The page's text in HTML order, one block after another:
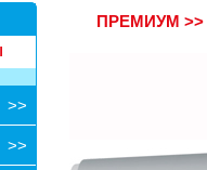
>>
>>
ПРЕМИУМ >>